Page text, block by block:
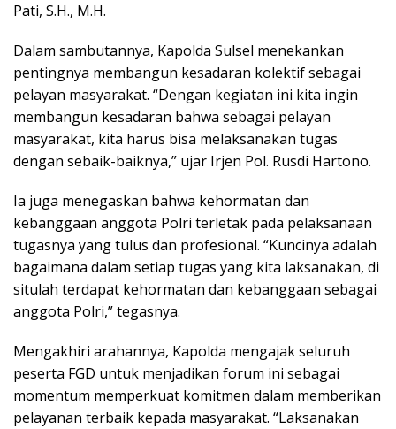
Pati, S.H., M.H.
Dalam sambutannya, Kapolda Sulsel menekankan
pentingnya membangun kesadaran kolektif sebagai
pelayan masyarakat. “Dengan kegiatan ini kita ingin
membangun kesadaran bahwa sebagai pelayan
masyarakat, kita harus bisa melaksanakan tugas
dengan sebaik-baiknya,” ujar Irjen Pol. Rusdi Hartono.
Ia juga menegaskan bahwa kehormatan dan
kebanggaan anggota Polri terletak pada pelaksanaan
tugasnya yang tulus dan profesional. “Kuncinya adalah
bagaimana dalam setiap tugas yang kita laksanakan, di
situlah terdapat kehormatan dan kebanggaan sebagai
anggota Polri,” tegasnya.
Mengakhiri arahannya, Kapolda mengajak seluruh
peserta FGD untuk menjadikan forum ini sebagai
momentum memperkuat komitmen dalam memberikan
pelayanan terbaik kepada masyarakat. “Laksanakan